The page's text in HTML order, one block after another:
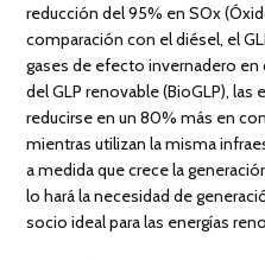
reducción del 95% en SOx
comparación con el diésel, el
gases de efecto invernadero en
del GLP renovable (BioGLP),
reducirse en un 80% más en
mientras utilizan la misma
a medida que crece la
lo hará la necesidad de
socio ideal para las energías